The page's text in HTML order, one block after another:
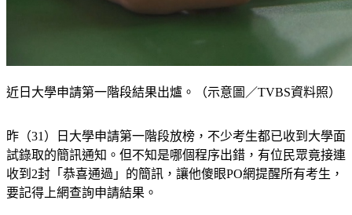
近日大學申請第一階段結果出爐。（示意圖／TVBS資料照）
昨（31）日大學申請第一階段放榜，不少考生都已收到大學面
試錄取的簡訊通知。但不知是哪個程序出錯，有位民眾竟接連
收到2封「恭喜通過」的簡訊，讓他傻眼PO網提醒所有考生，
要記得上網查詢申請結果。